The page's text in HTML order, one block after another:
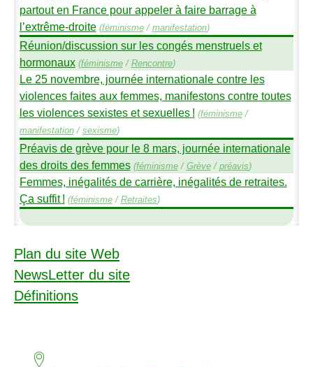
partout en France pour appeler à faire barrage à
l’extrême-droite (féminisme/ manifestation)
Réunion/discussion sur les congés menstruels et
hormonaux (féminisme/ Rencontre)
Le 25 novembre, journée internationale contre les
violences faites aux femmes, manifestons contre toutes
les violences sexistes et sexuelles ! (féminisme/
manifestation/ sexisme)
Préavis de grève pour le 8 mars, journée internationale
des droits des femmes (féminisme/ Grève/ préavis)
Femmes, inégalités de carrière, inégalités de retraites.
Ça suffit ! (féminisme/ Retraites)
Plan du site Web
NewsLetter du site
Définitions